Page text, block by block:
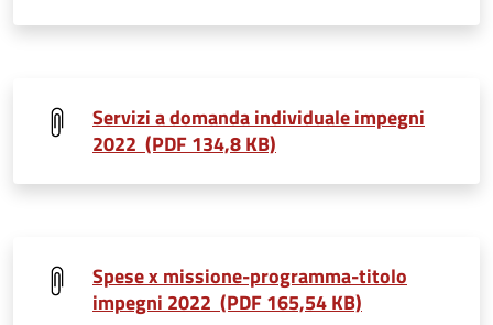
Servizi a domanda individuale impegni
2022 (PDF 134,8 KB)
Spese x missione-programma-titolo
impegni 2022 (PDF 165,54 KB)